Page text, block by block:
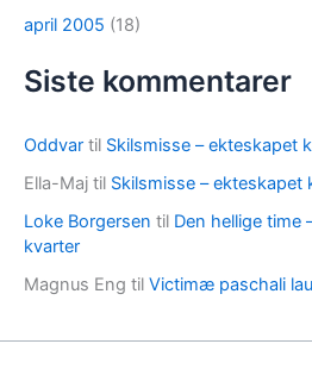
april 2005 (18)
Siste kommentarer
Oddvar til Skilsmisse – ekteskapet
Ella-Maj til Skilsmisse –
Loke Borgersen til Den hellige time
kvarter
Magnus Eng til Victimæ paschali